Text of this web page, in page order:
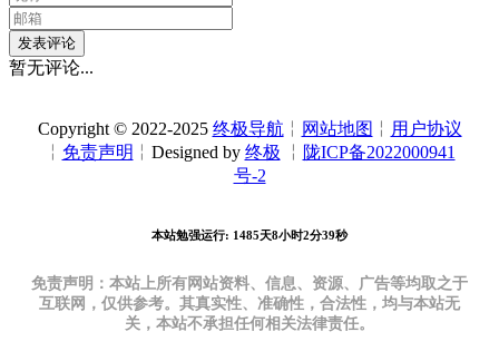
发表评论
暂无评论...
Copyright © 2022-2025 终极导航 ╎ 网站地图 ╎ 用户协议
╎ 免责声明 ╎Designed by 终极 ╎ 陇ICP备2022000941
号-2
本站勉强运行: 1485天8小时2分40秒
免责声明：本站上所有网站资料、信息、资源、广告等均取之于
互联网，仅供参考。其真实性、准确性，合法性，均与本站无
关，本站不承担任何相关法律责任。